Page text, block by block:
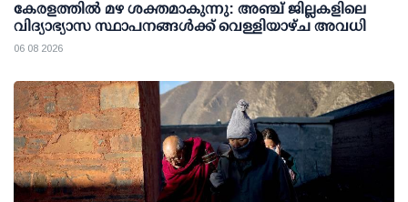
കേരളത്തില്‍ മഴ ശക്തമാകുന്നു: അഞ്ച് ജില്ലകളിലെ
വിദ്യാഭ്യാസ സ്ഥാപനങ്ങള്‍ക്ക് വെള്ളിയാഴ്ച അവധി
06 08 2026